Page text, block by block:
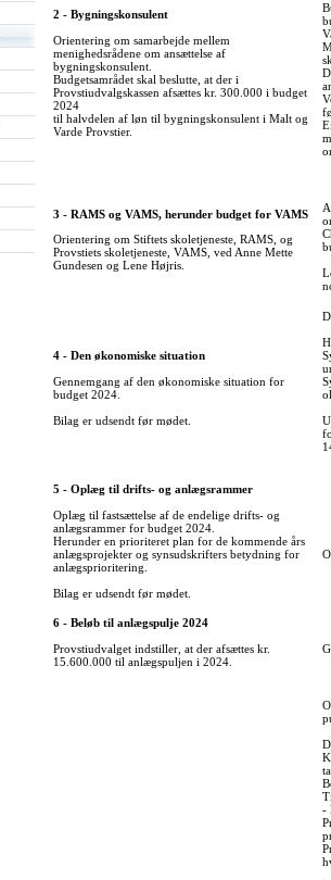
2 - Bygningskonsulent
Orientering om samarbejde mellem
menighedsrådene om ansættelse af
bygningskonsulent.
Budgetsamrådet skal beslutte, at der i
Provstiudvalgskassen afsættes kr. 300.000 i budget
2024
til halvdelen af løn til bygningskonsulent i Malt og
Varde Provstier.
3 - RAMS og VAMS, herunder budget for VAMS
Orientering om Stiftets skoletjeneste, RAMS, og
Provstiets skoletjeneste, VAMS, ved Anne Mette
Gundesen og Lene Højris.
4 - Den økonomiske situation
Gennemgang af den økonomiske situation for
budget 2024.
Bilag er udsendt før mødet.
5 - Oplæg til drifts- og anlægsrammer
Oplæg til fastsættelse af de endelige drifts- og
anlægsrammer for budget 2024.
Herunder en prioriteret plan for de kommende års
anlægsprojekter og synsudskrifters betydning for
anlægsprioritering.
Bilag er udsendt før mødet.
6 - Beløb til anlægspulje 2024
Provstiudvalget indstiller, at der afsættes kr.
15.600.000 til anlægspuljen i 2024.
-